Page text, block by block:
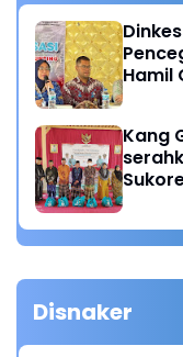
Hamil
Kang
Disnaker